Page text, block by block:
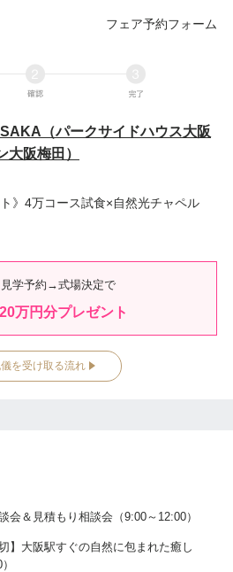
フェア予約フォーム
（パークサイドハウス大阪
阪梅田）
》4万コース試食×自然光チャペル
見学予約→式場決定で
20万円分プレゼント
を受け取る流れ
会＆見積もり相談会（9:00～12:00）
】大阪駅すぐの自然に包まれた癒し